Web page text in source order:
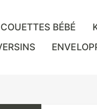
COUETTES BÉBÉ